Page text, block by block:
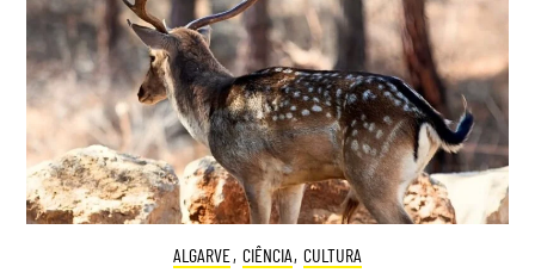
ALGARVE, CIÊNCIA, CULTURA